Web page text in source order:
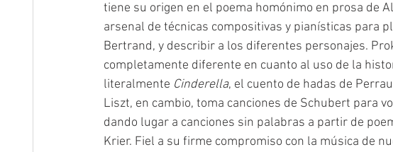
tiene su origen en el poema homónimo en prosa de
arsenal de técnicas compositivas y pianísticas para
Bertrand, y describir a los diferentes personajes.
completamente diferente en cuanto al uso de la
literalmente Cinderella, el cuento de hadas de
Liszt, en cambio, toma canciones de Schubert para
dando lugar a canciones sin palabras a partir de
Krier. Fiel a su firme compromiso con la música de